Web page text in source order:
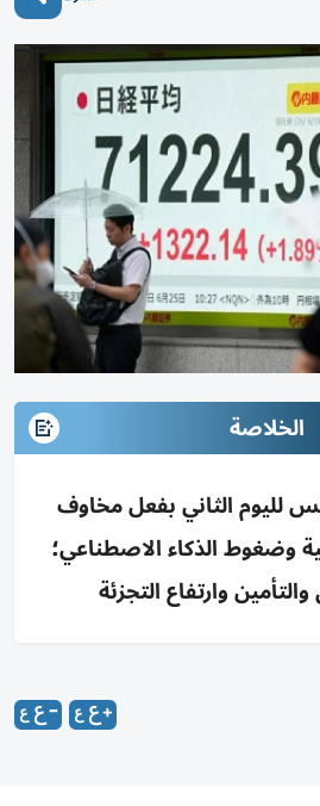
الخلاصة
لليوم الثاني بفعل مخاوف
وضغوط الذكاء الاصطناعي؛
وارتفاع التجزئة